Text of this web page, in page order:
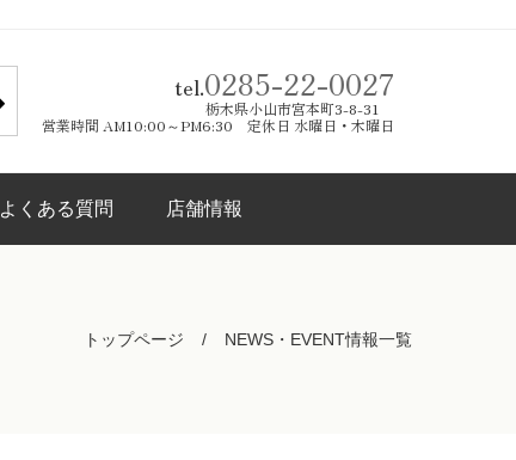
tel.0285-22-0027
栃木県小山市宮本町3-8-31
営業時間 AM10:00～PM6:30 定休日 水曜日・木曜日
よくある質問 店舗情報
トップページ NEWS・EVENT情報一覧